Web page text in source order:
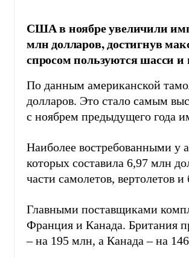
США в ноябре увеличили
млн долларов, достигнув
спросом пользуются шасси
По данным американской
долларов. Это стало самым
с ноябрем предыдущего года
Наиболее востребованными у
которых составила 6,97 млн
части самолетов, вертолетов
Главными поставщиками
Франция и Канада. Британия
– на 195 млн, а Канада – на